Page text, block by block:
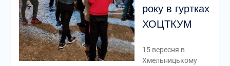
року в гуртках
ХОЦТКУМ
15 вересня в
Хмельницькому